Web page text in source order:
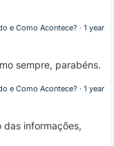
e Como Acontece? · 1 year
sempre, parabéns.
e Como Acontece? · 1 year
das informações,